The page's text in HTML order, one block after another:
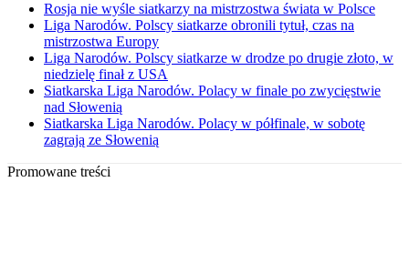
Rosja nie wyśle siatkarzy na mistrzostwa świata w Polsce
Liga Narodów. Polscy siatkarze obronili tytuł, czas na
mistrzostwa Europy
Liga Narodów. Polscy siatkarze w drodze po drugie złoto, w
niedzielę finał z USA
Siatkarska Liga Narodów. Polacy w finale po zwycięstwie
nad Słowenią
Siatkarska Liga Narodów. Polacy w półfinale, w sobotę
zagrają ze Słowenią
Promowane treści